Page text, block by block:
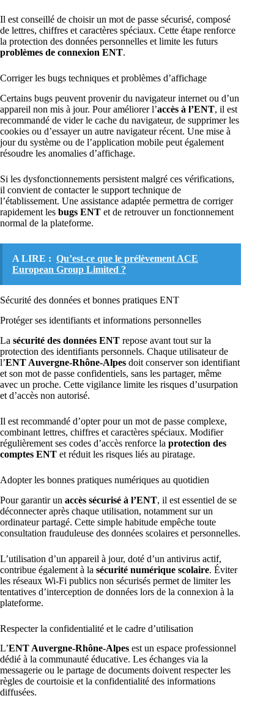
Il est conseillé de choisir un mot de passe sécurisé, composé
de lettres, chiffres et caractères spéciaux. Cette étape renforce
la protection des données personnelles et limite les futurs
problèmes de connexion ENT.
Corriger les bugs techniques et problèmes d’affichage
Certains bugs peuvent provenir du navigateur internet ou d’un
appareil non mis à jour. Pour améliorer l’accès à l’ENT, il est
recommandé de vider le cache du navigateur, de supprimer les
cookies ou d’essayer un autre navigateur récent. Une mise à
jour du système ou de l’application mobile peut également
résoudre les anomalies d’affichage.
Si les dysfonctionnements persistent malgré ces vérifications,
il convient de contacter le support technique de
l’établissement. Une assistance adaptée permettra de corriger
rapidement les bugs ENT et de retrouver un fonctionnement
normal de la plateforme.
A LIRE : Qu’est-ce que le prélèvement ACE
European Group Limited ?
Sécurité des données et bonnes pratiques ENT
Protéger ses identifiants et informations personnelles
La sécurité des données ENT repose avant tout sur la
protection des identifiants personnels. Chaque utilisateur de
l’ENT Auvergne-Rhône-Alpes doit conserver son identifiant
et son mot de passe confidentiels, sans les partager, même
avec un proche. Cette vigilance limite les risques d’usurpation
et d’accès non autorisé.
Il est recommandé d’opter pour un mot de passe complexe,
combinant lettres, chiffres et caractères spéciaux. Modifier
régulièrement ses codes d’accès renforce la protection des
comptes ENT et réduit les risques liés au piratage.
Adopter les bonnes pratiques numériques au quotidien
Pour garantir un accès sécurisé à l’ENT, il est essentiel de se
déconnecter après chaque utilisation, notamment sur un
ordinateur partagé. Cette simple habitude empêche toute
consultation frauduleuse des données scolaires et personnelles.
L’utilisation d’un appareil à jour, doté d’un antivirus actif,
contribue également à la sécurité numérique scolaire. Éviter
les réseaux Wi-Fi publics non sécurisés permet de limiter les
tentatives d’interception de données lors de la connexion à la
plateforme.
Respecter la confidentialité et le cadre d’utilisation
L’ENT Auvergne-Rhône-Alpes est un espace professionnel
dédié à la communauté éducative. Les échanges via la
messagerie ou le partage de documents doivent respecter les
règles de courtoisie et la confidentialité des informations
diffusées.